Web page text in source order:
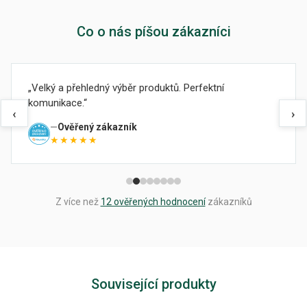
Co o nás píšou zákazníci
‹
Velký a přehledný výběr produktů. Perfektní
komunikace.
Ověřený zákazník
★★★★★
›
Z více než 12 ověřených hodnocenízákazníků
Související produkty